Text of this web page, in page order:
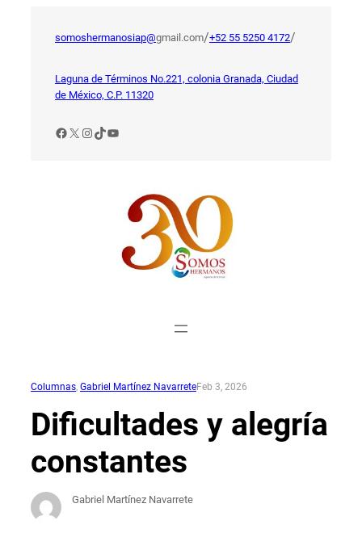
somoshermanosiap@gmail.com/+52 55 5250 4172/
Laguna de Términos No.221, colonia Granada, Ciudad
de México, C.P. 11320
Facebook
X Instagram
TikTok
YouTube
Columnas, Gabriel Martínez NavarreteFeb 3, 2026
Dificultades y alegría
constantes
Gabriel Martínez Navarrete